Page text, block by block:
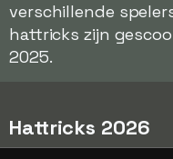
verschillende
hattricks zijn
2025.
Hattricks 2026